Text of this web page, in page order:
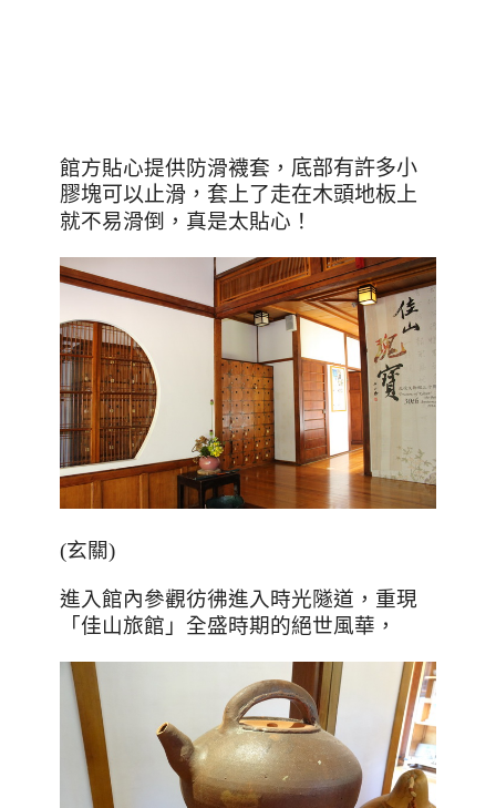
館方貼心提供防滑襪套， 底部有許多小
膠塊可以止滑，套上了走在木頭地板上
就不易滑倒，真是太貼心！
(玄關)
進入館內參觀彷彿進入時光隧道，重現
「佳山旅館」全盛時期的絕世風華，